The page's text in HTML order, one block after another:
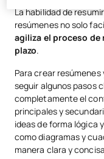
La habilidad de
resúmenes no solo
agiliza el proceso de
plazo.
Para crear
seguir algunos pasos
completamente el
principales y
ideas de forma lógica
como diagramas y
manera clara y